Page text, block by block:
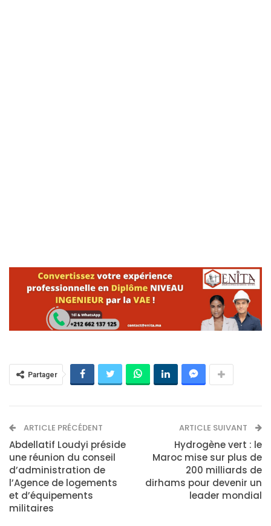
Partager
ARTICLE PRÉCÉDENT
Abdellatif Loudyi préside
une réunion du conseil
d’administration de
l’Agence de logements
et d’équipements
militaires
ARTICLE SUIVANT
Hydrogène vert : le
Maroc mise sur plus de
200 milliards de
dirhams pour devenir un
leader mondial